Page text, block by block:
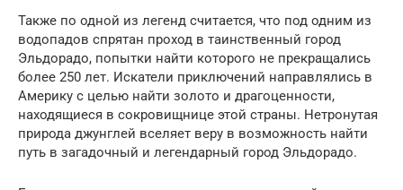
Также по одной из легенд считается, что под одним из
водопадов спрятан проход в таинственный город
Эльдорадо, попытки найти которого не прекращались
более 250 лет. Искатели приключений направлялись в
Америку с целью найти золото и драгоценности,
находящиеся в сокровищнице этой страны. Нетронутая
природа джунглей вселяет веру в возможность найти
путь в загадочный и легендарный город Эльдорадо.